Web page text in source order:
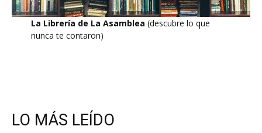
La Librería de La Asamblea (descubre lo que
nunca te contaron)
LO MÁS LEÍDO